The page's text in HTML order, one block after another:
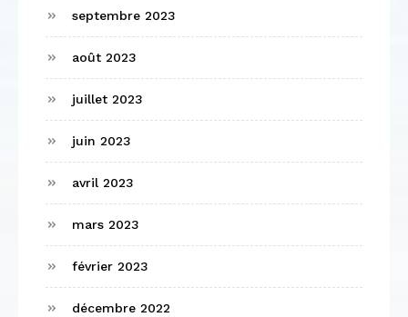
septembre 2023
août 2023
juillet 2023
juin 2023
avril 2023
mars 2023
février 2023
décembre 2022